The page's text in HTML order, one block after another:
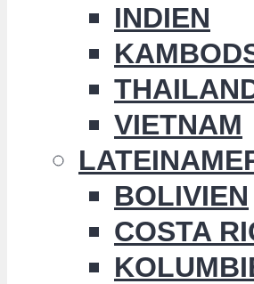
INDIEN
VIETNAM
BOLIVIEN
COSTA